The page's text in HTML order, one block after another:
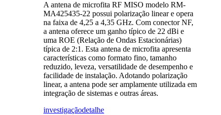
A antena de microfita RF MISO modelo RM-
MA425435-22 possui polarização linear e opera
na faixa de 4,25 a 4,35 GHz. Com conector NF,
a antena oferece um ganho típico de 22 dBi e
uma ROE (Relação de Ondas Estacionárias)
típica de 2:1. Esta antena de microfita apresenta
características como formato fino, tamanho
reduzido, leveza, versatilidade de desempenho e
facilidade de instalação. Adotando polarização
linear, a antena pode ser amplamente utilizada em
integração de sistemas e outras áreas.
investigaçãodetalhe